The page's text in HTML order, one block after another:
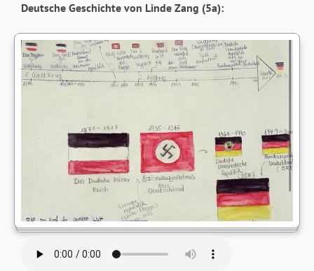
Deutsche Geschichte von Linde Zang (5a):